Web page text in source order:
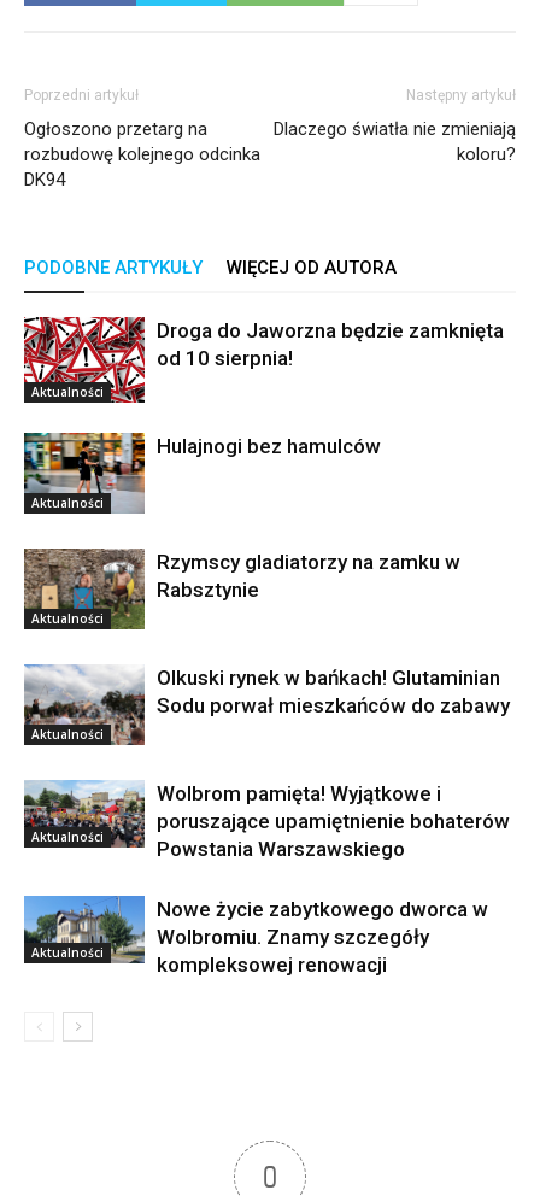
Poprzedni artykuł
Ogłoszono przetarg na
rozbudowę kolejnego odcinka
DK94
Następny artykuł
Dlaczego światła nie zmieniają
koloru?
PODOBNE ARTYKUŁY WIĘCEJ OD AUTORA
Aktualności
Droga do Jaworzna będzie zamknięta
od 10 sierpnia!
Aktualności
Hulajnogi bez hamulców
Aktualności
Rzymscy gladiatorzy na zamku w
Rabsztynie
Aktualności
Olkuski rynek w bańkach! Glutaminian
Sodu porwał mieszkańców do zabawy
Aktualności
Wolbrom pamięta! Wyjątkowe i
poruszające upamiętnienie bohaterów
Powstania Warszawskiego
Aktualności
Nowe życie zabytkowego dworca w
Wolbromiu. Znamy szczegóły
kompleksowej renowacji
0